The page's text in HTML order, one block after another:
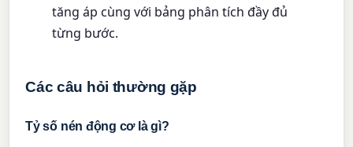
tăng áp cùng với bảng phân tích đầy đủ
từng bước.
Các câu hỏi thường gặp
Tỷ số nén động cơ là gì?